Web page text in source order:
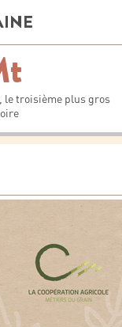
le troisième plus gros